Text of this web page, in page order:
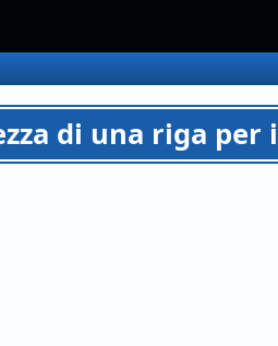
di una riga